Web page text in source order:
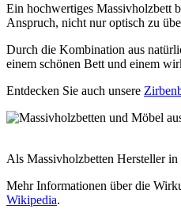
Ein hochwertiges Massivholzbett
Anspruch, nicht nur optisch zu
Durch die Kombination aus
einem schönen Bett und einem
Entdecken Sie auch unsere
Als Massivholzbetten Hersteller
Mehr Informationen über die
Wikipedia.